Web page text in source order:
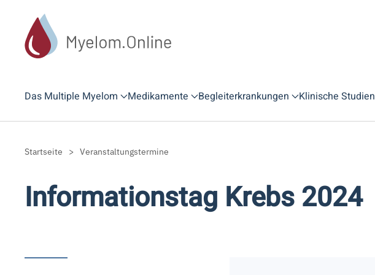
Zum Hauptinhalt springen
Das Multiple Myelom Medikamente Begleiterkrankungen Klinische Studien
Startseite Veranstaltungstermine
Informationstag Krebs 2024